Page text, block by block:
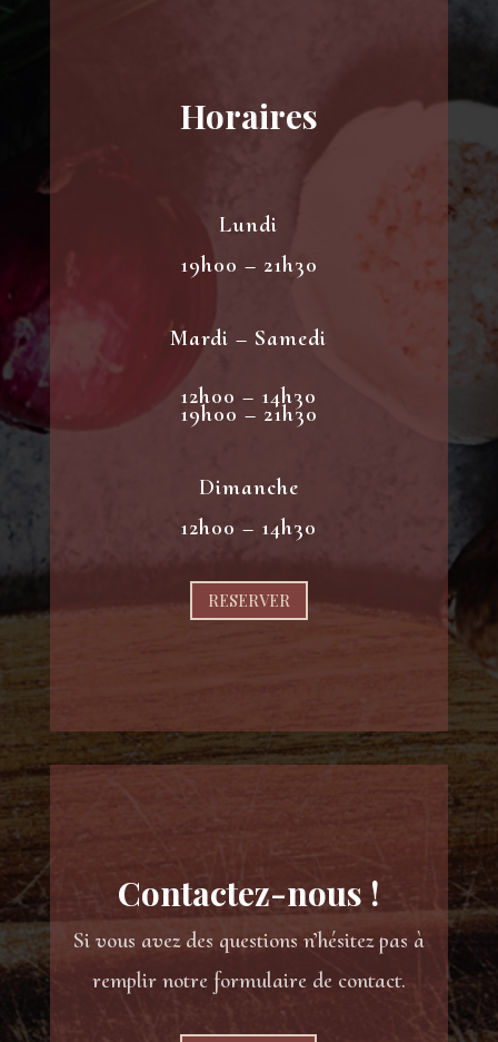
Horaires
Lundi
19h00 – 21h30
Mardi – Samedi
12h00 – 14h30
19h00 – 21h30
Dimanche
12h00 – 14h30
RESERVER
Contactez-nous !
Si vous avez des questions n’hésitez pas à
remplir notre formulaire de contact.